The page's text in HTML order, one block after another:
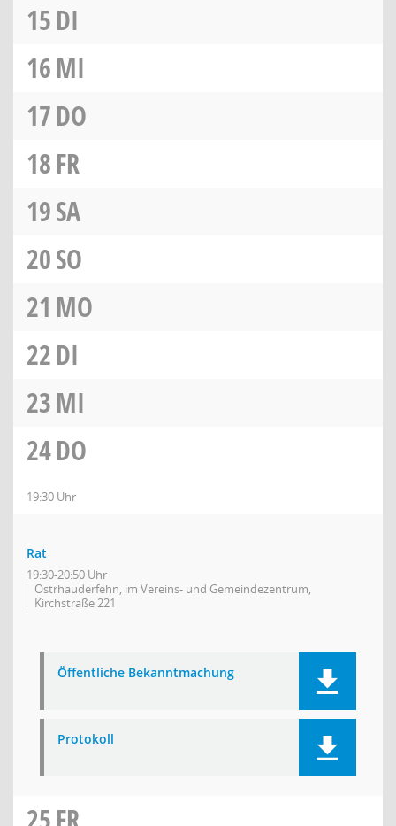
15DI
16MI
17DO
18FR
19SA
20SO
21 MO
22DI
23MI
24DO
19:30 Uhr
Rat
19:30-20:50 Uhr
Ostrhauderfehn, im Vereins- und Gemeindezentrum,
Kirchstraße 221
Öffentliche Bekanntmachung
Protokoll